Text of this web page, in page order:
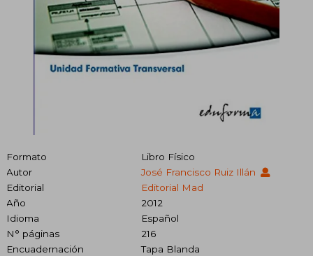
Formato
Libro Físico
Autor
José Francisco Ruiz Illán
Editorial
Editorial Mad
Año
2012
Idioma
Español
N° páginas
216
Encuadernación
Tapa Blanda